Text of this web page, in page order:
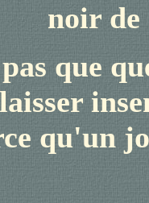
noir de
que
qu'un